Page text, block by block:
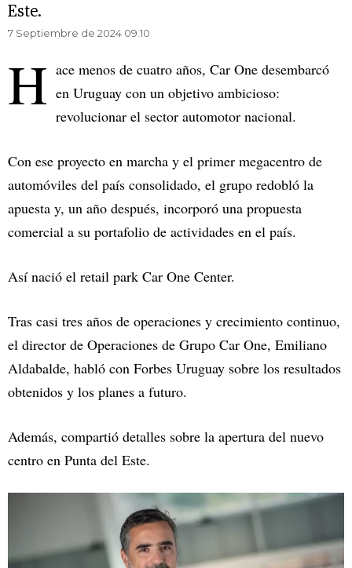
Este.
7 Septiembre de 2024 09.10
H ace menos de cuatro años, Car One desembarcó
en Uruguay con un objetivo ambicioso:
revolucionar el sector automotor nacional.
Con ese proyecto en marcha y el primer megacentro de
automóviles del país consolidado, el grupo redobló la
apuesta y, un año después, incorporó una propuesta
comercial a su portafolio de actividades en el país.
Así nació el retail park Car One Center.
Tras casi tres años de operaciones y crecimiento continuo,
el director de Operaciones de Grupo Car One, Emiliano
Aldabalde, habló con Forbes Uruguay sobre los resultados
obtenidos y los planes a futuro.
Además, compartió detalles sobre la apertura del nuevo
centro en Punta del Este.